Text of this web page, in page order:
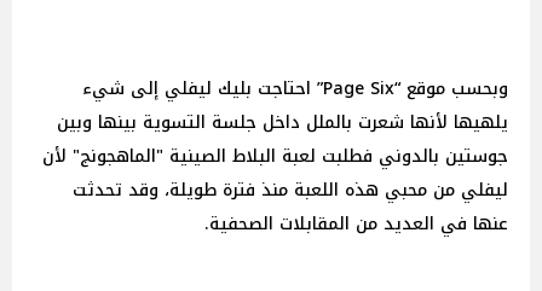
وبحسب موقع “Page Six” احتاجت بليك ليفلي إلى شيء
يلهيها لأنها شعرت بالملل داخل جلسة التسوية بينها وبين
جوستين بالدوني فطلبت لعبة البلاط الصينية "الماهجونج" لأن
ليفلي من محبي هذه اللعبة منذ فترة طويلة، وقد تحدثت
عنها في العديد من المقابلات الصحفية.